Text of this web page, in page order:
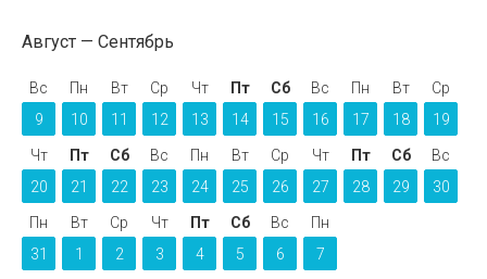
Август Сентябрь
Вс
9
Пн
10
Вт
11
Ср
12
Чт
13
Пт
14
Сб
15
Вс
16
Пн
17
Вт
18
Ср
19
Чт
20
Пт
21
Сб
22
Вс
23
Пн
24
Вт
25
Ср
26
Чт
27
Пт
28
Сб
29
Вс
30
Пн
31
Вт
1
Ср
2
Чт
3
Пт
4
Сб
5
Вс
6
Пн
7